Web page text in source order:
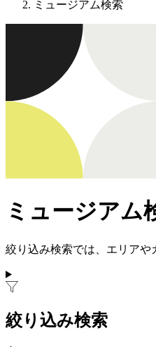
ミュージアム検索
ミュージアム
絞り込み検索では、エリア
絞り込み検索